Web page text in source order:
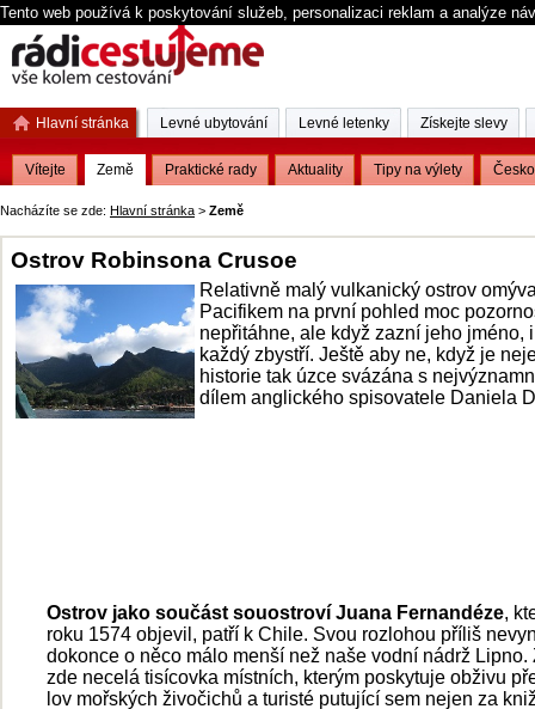
Tento web používá k poskytování služeb, personalizaci reklam a analýze
Nacházíte se zde: Hlavní stránka > Země
Ostrov Robinsona Crusoe
Relativně malý vulkanický ostrov
Pacifikem na první pohled moc
nepřitáhne, ale když zazní jeho jméno,
každý zbystří. Ještě aby ne, když je
historie tak úzce svázána s
dílem anglického spisovatele Daniela
Ostrov jako součást souostroví Juana Fernandéze,
roku 1574 objevil, patří k Chile. Svou rozlohou příliš
dokonce o něco málo menší než naše vodní nádrž Lipno.
zde necelá tisícovka místních, kterým poskytuje obživu
lov mořských živočichů a turisté putující sem nejen za
Hlavní stránka
Vítejte Země Praktické rady Aktuality Tipy na výlety Česko
Levné ubytování Levné letenky Získejte slevy